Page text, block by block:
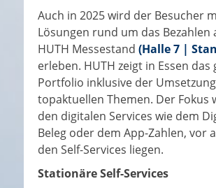
Auch in 2025 wird der Besucher
Lösungen rund um das Bezahlen
HUTH Messestand (Halle 7 |
erleben. HUTH zeigt in Essen das
Portfolio inklusive der
topaktuellen Themen. Der Fokus
den digitalen Services wie dem
Beleg oder dem App-Zahlen, vor
den Self-Services liegen.
Stationäre Self-Services